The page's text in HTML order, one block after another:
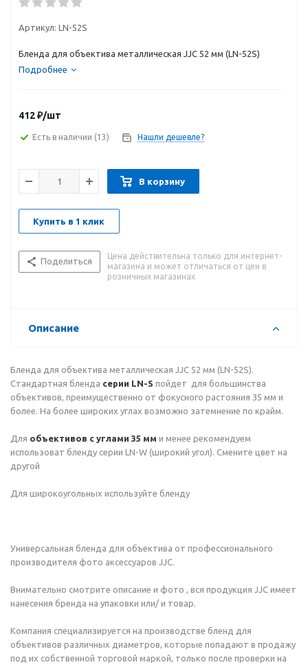
Артикул: LN-52S
Бленда для объектива металлическая JJC 52 мм (LN-52S)
Подробнее
412₽/шт
Есть в наличии (13) Нашли дешевле?
В корзину
Купить в 1 клик
Поделиться
Цена действительна только для интернет-
магазина и может отличаться от цен в
розничных магазинах
Описание
Бленда для объектива металлическая JJC 52 мм (LN-52S).
Стандартная бленда серии LN-S пойдет для большинства
объективов, преимущественно от фокусного растояния 35 мм и
более. На более широких углах возможно затемнение по крайм.
Для объективов с углами 35 мм и менее рекомендуем
использоват бленду серии LN-W (широкий угол). Смените цвет на
другой
Для широкоугольных используйте бленду
Универсальная бленда для объектива от профессионального
производителя фото аксессуаров JJC.
Внимательно смотрите описание и фото , вся продукция JJC имеет
нанесения бренда на упаковки или/ и товар.
Компания специализируется на производстве бленд для
объективов различных диаметров, которые попадают в продажу
под их собственной торговой маркой, только после проверки на